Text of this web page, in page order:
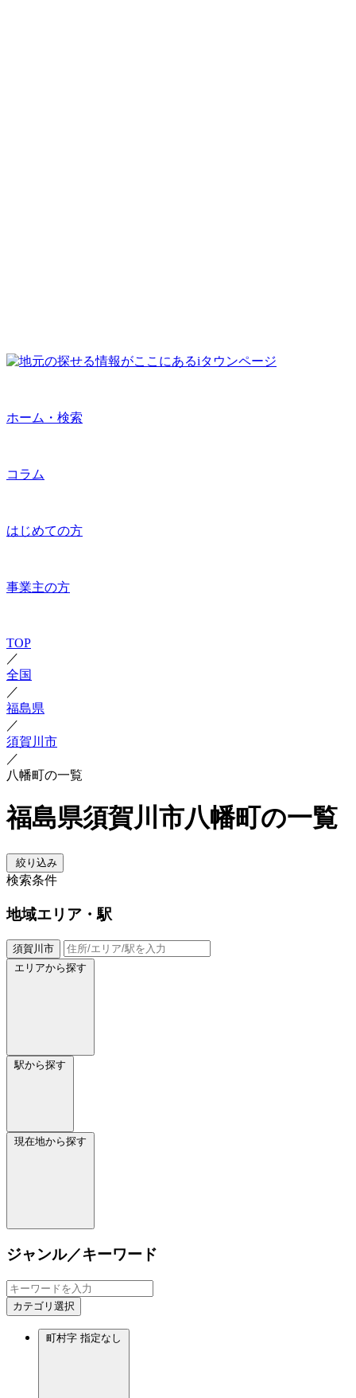
ホーム・検索
コラム
はじめての方
事業主の方
TOP
／
全国
／
福島県
／
須賀川市
／
八幡町の一覧
福島県須賀川市八幡町の一覧
絞り込み
検索条件
地域エリア・駅
須賀川市
エリアから探す
駅から探す
現在地から探す
ジャンル／キーワード
カテゴリ選択
町村字 指定なし